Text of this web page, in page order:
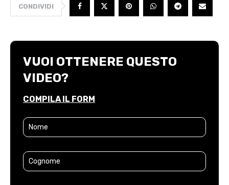
CONDIVIDI
VUOI OTTENERE QUESTO
VIDEO?
COMPILA IL FORM